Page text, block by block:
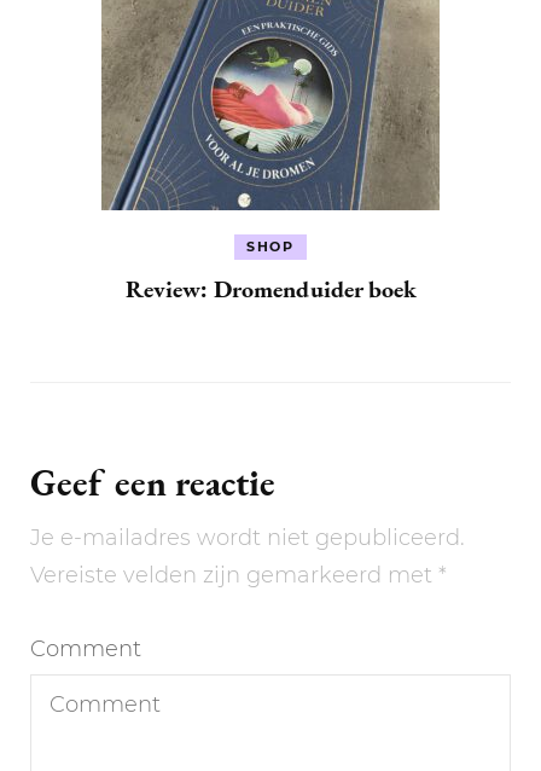
SHOP
Review: Dromenduider boek
Geef een reactie
Je e-mailadres wordt niet gepubliceerd.
Vereiste velden zijn gemarkeerd met *
Comment